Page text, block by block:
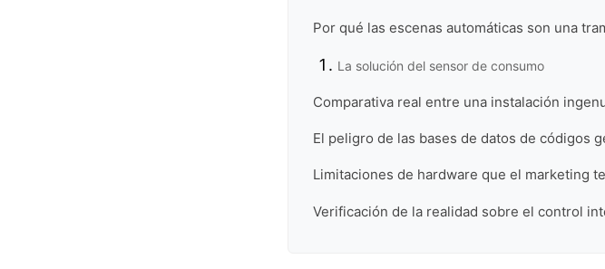
Por qué las escenas automáticas son una
La solución del sensor de consumo
Comparativa real entre una instalación
El peligro de las bases de datos de códigos
Limitaciones de hardware que el marketing
Verificación de la realidad sobre el control